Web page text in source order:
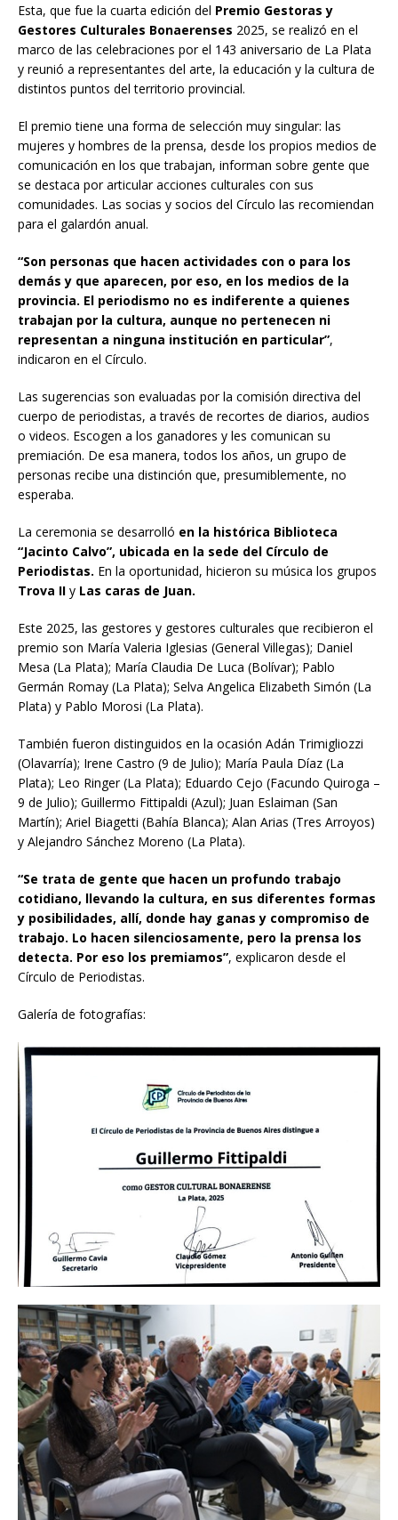
Esta, que fue la cuarta edición del Premio Gestoras y
Gestores Culturales Bonaerenses 2025, se realizó en el
marco de las celebraciones por el 143 aniversario de La Plata
y reunió a representantes del arte, la educación y la cultura de
distintos puntos del territorio provincial.
El premio tiene una forma de selección muy singular: las
mujeres y hombres de la prensa, desde los propios medios de
comunicación en los que trabajan, informan sobre gente que
se destaca por articular acciones culturales con sus
comunidades. Las socias y socios del Círculo las recomiendan
para el galardón anual.
“Son personas que hacen actividades con o para los
demás y que aparecen, por eso, en los medios de la
provincia. El periodismo no es indiferente a quienes
trabajan por la cultura, aunque no pertenecen ni
representan a ninguna institución en particular”,
indicaron en el Círculo.
Las sugerencias son evaluadas por la comisión directiva del
cuerpo de periodistas, a través de recortes de diarios, audios
o videos. Escogen a los ganadores y les comunican su
premiación. De esa manera, todos los años, un grupo de
personas recibe una distinción que, presumiblemente, no
esperaba.
La ceremonia se desarrolló en la histórica Biblioteca
“Jacinto Calvo”, ubicada en la sede del Círculo de
Periodistas. En la oportunidad, hicieron su música los grupos
Trova II y Las caras de Juan.
Este 2025, las gestores y gestores culturales que recibieron el
premio son María Valeria Iglesias (General Villegas); Daniel
Mesa (La Plata); María Claudia De Luca (Bolívar); Pablo
Germán Romay (La Plata); Selva Angelica Elizabeth Simón (La
Plata) y Pablo Morosi (La Plata).
También fueron distinguidos en la ocasión Adán Trimigliozzi
(Olavarría); Irene Castro (9 de Julio); María Paula Díaz (La
Plata); Leo Ringer (La Plata); Eduardo Cejo (Facundo Quiroga –
9 de Julio); Guillermo Fittipaldi (Azul); Juan Eslaiman (San
Martín); Ariel Biagetti (Bahía Blanca); Alan Arias (Tres Arroyos)
y Alejandro Sánchez Moreno (La Plata).
“Se trata de gente que hacen un profundo trabajo
cotidiano, llevando la cultura, en sus diferentes formas
y posibilidades, allí, donde hay ganas y compromiso de
trabajo. Lo hacen silenciosamente, pero la prensa los
detecta. Por eso los premiamos”, explicaron desde el
Círculo de Periodistas.
Galería de fotografías: